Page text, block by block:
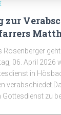
zur
Rosenberger
06. April 2026
in
Gottesdienst zu